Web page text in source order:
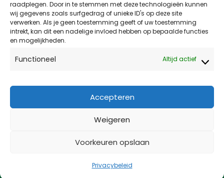
raadplegen. Door in te stemmen met deze technologieën kunnen
wij gegevens zoals surfgedrag of unieke ID's op deze site
verwerken. Als je geen toestemming geeft of uw toestemming
intrekt, kan dit een nadelige invloed hebben op bepaalde functies
en mogelijkheden.
Functioneel Altijd actief
Accepteren
Weigeren
Voorkeuren opslaan
Privacybeleid
Guisweg En Het Spoor: Waarom…
LEES MEER